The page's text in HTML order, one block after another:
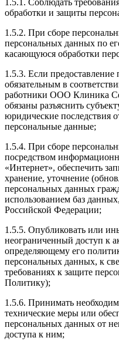
обработки и защиты
1.5.2. При сборе
персональных данных по
касающуюся обработки
1.5.3. Если
обязательным в
работники ООО Клиника
обязаны разъяснить
юридические последствия
персональные данные;
1.5.4. При сборе
посредством
«Интернет», обеспечить
хранение, уточнение
персональных данных
использованием баз
Российской Федерации;
1.5.5. Опубликовать или
неограниченный доступ к
определяющему его
персональных данных, к
требованиях к защите
Политику);
1.5.6. Принимать
технические меры или
персональных данных от
доступа к ним;